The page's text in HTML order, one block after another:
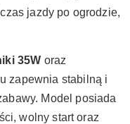
jazdy po ogrodzie,
35W oraz
zapewnia stabilną i
Model posiada
wolny start oraz